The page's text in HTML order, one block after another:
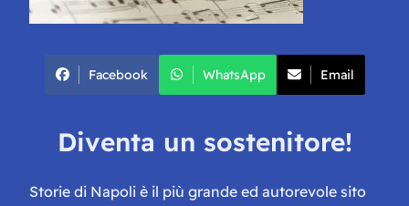
Facebook WhatsApp Email
Diventa un sostenitore!
Storie di Napoli è il più grande ed autorevole sito